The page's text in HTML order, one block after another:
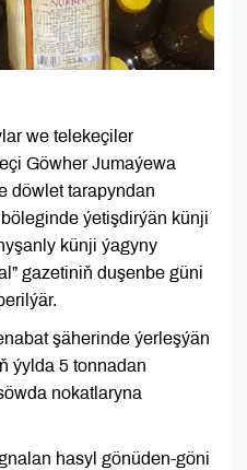
we telekeçiler
Göwher Jumaýewa
döwlet tarapyndan
ýetişdirýän künji
künji ýagyny
gazetiniň duşenbe güni
şäherinde ýerleşýän
ýylda 5 tonnadan
nokatlaryna
hasyl gönüden-göni